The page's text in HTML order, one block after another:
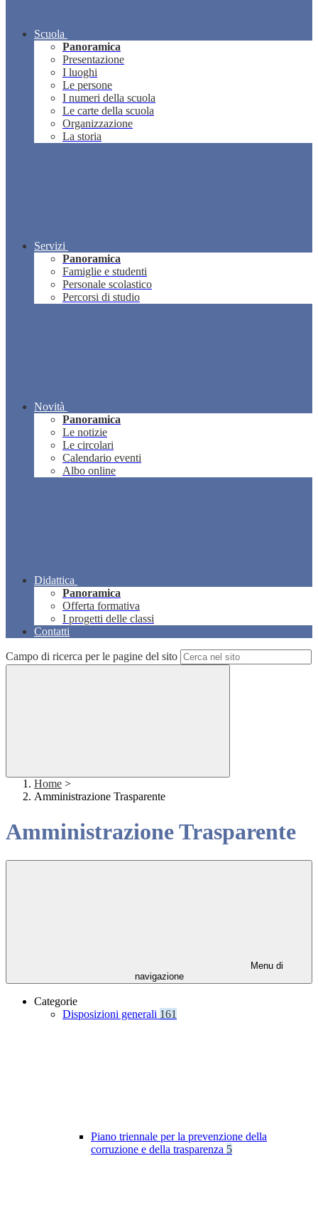
Scuola
Panoramica
Presentazione
I luoghi
Le persone
I numeri della scuola
Le carte della scuola
Organizzazione
La storia
Servizi
Panoramica
Famiglie e studenti
Personale scolastico
Percorsi di studio
Novità
Panoramica
Le notizie
Le circolari
Calendario eventi
Albo online
Didattica
Panoramica
Offerta formativa
I progetti delle classi
Contatti
Campo di ricerca per le pagine del sito
Home >
Amministrazione Trasparente
Amministrazione Trasparente
Menu di
navigazione
Categorie
Disposizioni generali 161
Piano triennale per la prevenzione della
corruzione e della trasparenza 5